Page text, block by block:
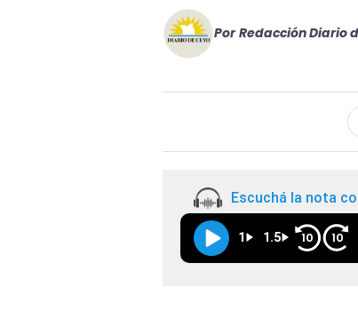
Por Redacción Diario
Escuchá la nota
1 1.5 10 10